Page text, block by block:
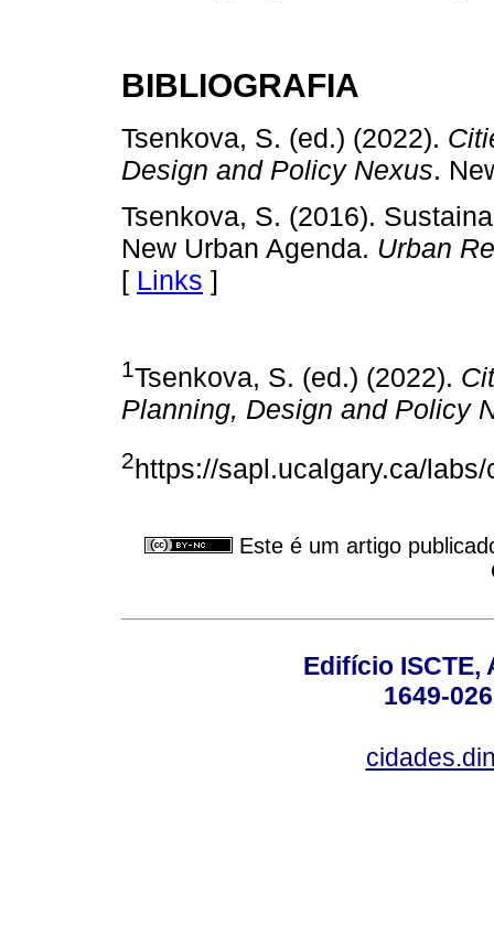
BIBLIOGRAFIA
Tsenkova, S. (ed.) (2022).
Design and Policy Nexus.
Tsenkova, S. (2016).
New Urban Agenda. Urban
[ Links ]
1Tsenkova, S. (ed.) (2022).
Planning, Design and Policy
2https://sapl.ucalgary.ca/
Este é um artigo
Edifício ISCTE,
1649-